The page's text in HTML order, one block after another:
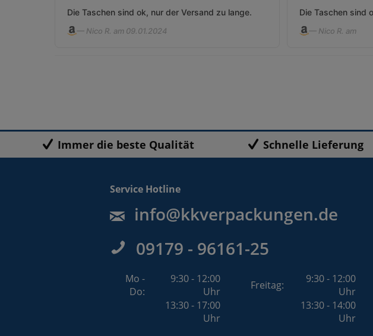
Die Taschen sind ok, nur der Versand zu lange.
— Nico R. am 09.01.2024
Die Taschen sind
— Nico R. am
Immer die beste Qualität Schnelle Lieferung
Service Hotline
info@kkverpackungen.de
09179 - 96161-25
Mo -
Do:
9:30 - 12:00
Uhr
Freitag:
9:30 - 12:00
Uhr
13:30 - 17:00
Uhr
13:30 - 14:00
Uhr